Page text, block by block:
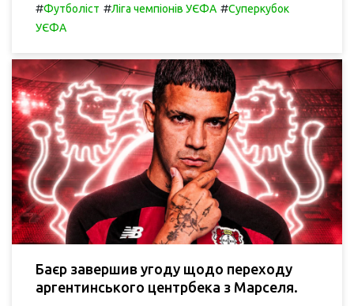
#Футболіст #Ліга чемпіонів УЄФА #Суперкубок
УЄФА
Баєр завершив угоду щодо переходу
аргентинського центрбека з Марселя.